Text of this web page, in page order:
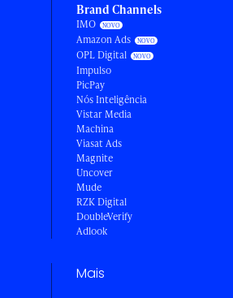
Brand Channels
IMO
Amazon Ads
OPL Digital
Impulso
PicPay
Nós Inteligência
Vistar Media
Machina
Viasat Ads
Magnite
Uncover
Mude
RZK Digital
DoubleVerify
Adlook
Mais